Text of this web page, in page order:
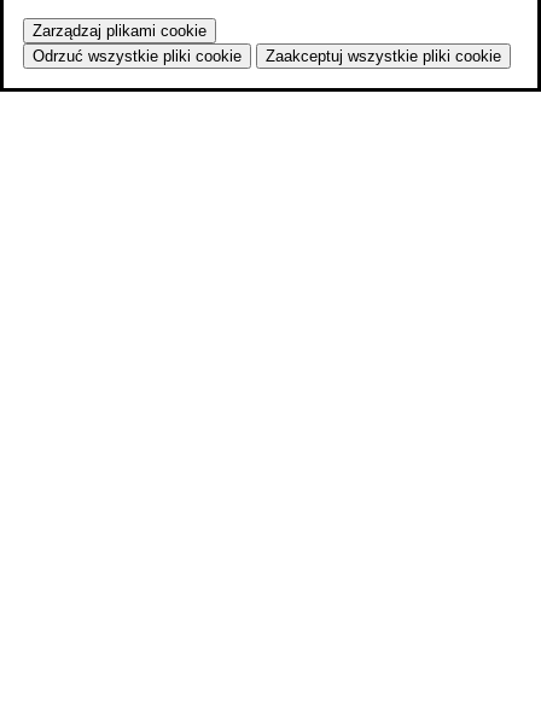
Zarządzaj plikami cookie
Odrzuć wszystkie pliki cookie
Zaakceptuj wszystkie pliki cookie